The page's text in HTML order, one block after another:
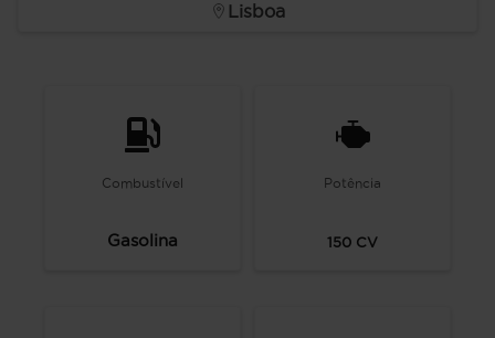
Lisboa
Combustível
Gasolina
Potência
150 CV